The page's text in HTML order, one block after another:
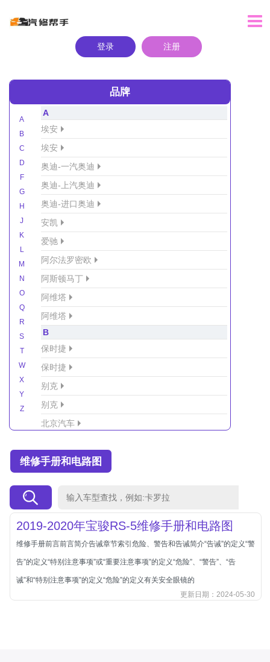
登录 注册
品牌
A
B
C
D
F
G
H
J
K
L
M
N
O
Q
R
S
T
W
X
Y
Z
A
埃安
埃安
奥迪-一汽奥迪
奥迪-上汽奥迪
奥迪-进口奥迪
安凯
爱驰
阿尔法罗密欧
阿斯顿马丁
阿维塔
阿维塔
B
保时捷
保时捷
别克
别克
北京汽车
北京越野车
北汽制造
维修手册和电路图
2019-2020年宝骏RS-5维修手册和电路图
维修手册前言前言简介告诫章节索引危险、警告和告诫简介“告诫”的定义“警
告”的定义“特别注意事项”或“重要注意事项”的定义“危险”、“警告”、“告
诫”和“特别注意事项”的定义“危险”的定义有关安全眼镜的
更新日期：2024-05-30